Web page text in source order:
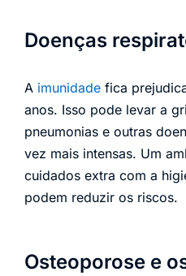
Doenças
A imunidade fica
anos. Isso pode levar a
pneumonias e outras
vez mais intensas. Um
cuidados extra com a
podem reduzir os riscos.
Osteoporose e